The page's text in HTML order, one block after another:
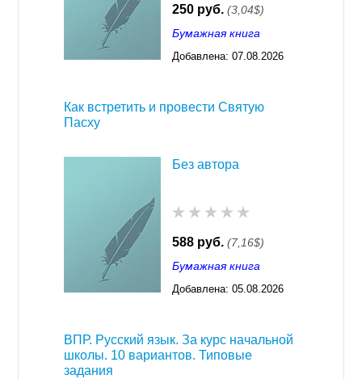
250 руб. (3,04$)
Бумажная книга
Добавлена: 07.08.2026
Как встретить и провести Святую
Пасху
Без автора
588 руб. (7,16$)
Бумажная книга
Добавлена: 05.08.2026
ВПР. Русский язык. За курс начальной
школы. 10 вариантов. Типовые
задания